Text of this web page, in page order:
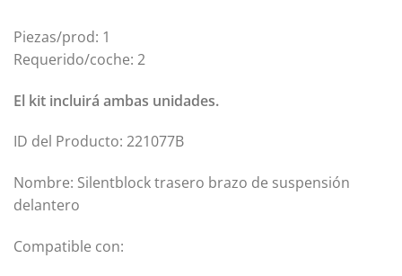
Piezas/prod: 1
Requerido/coche: 2
El kit incluirá ambas unidades.
ID del Producto: 221077B
Nombre: Silentblock trasero brazo de suspensión
delantero
Compatible con: